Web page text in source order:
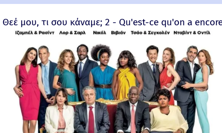
Θεέ μου, τι σου κάναμε; 2 - Qu'est-ce qu'on a